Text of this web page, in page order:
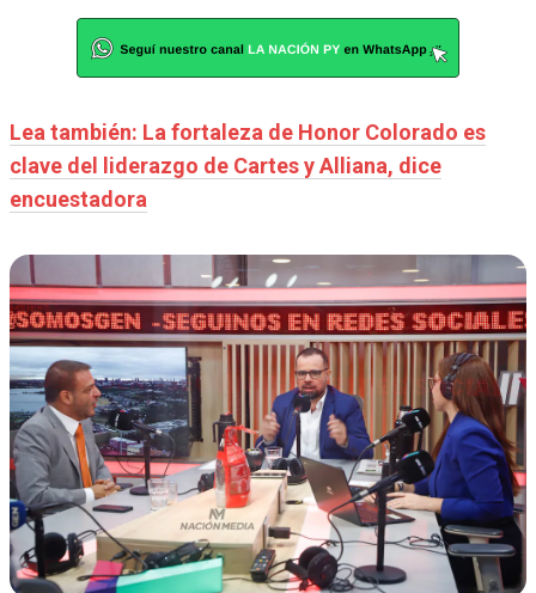
Lea también: La fortaleza de Honor Colorado es
clave del liderazgo de Cartes y Alliana, dice
encuestadora